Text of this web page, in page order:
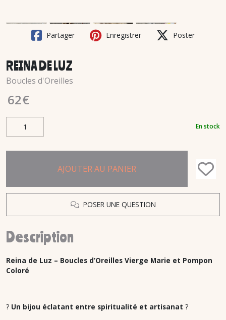
Partager Enregistrer Poster
REINA DE LUZ
Boucles d'Oreilles
62€
En stock
AJOUTER AU PANIER
POSER UNE QUESTION
Description
Reina de Luz – Boucles d’Oreilles Vierge Marie et Pompon
Coloré
? Un bijou éclatant entre spiritualité et artisanat ?